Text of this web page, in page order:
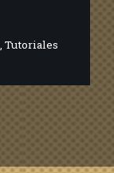
Tutoriales